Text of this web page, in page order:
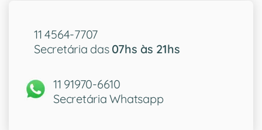
11 4564-7707
Secretária das 07hs às 21hs
11 91970-6610
Secretária Whatsapp